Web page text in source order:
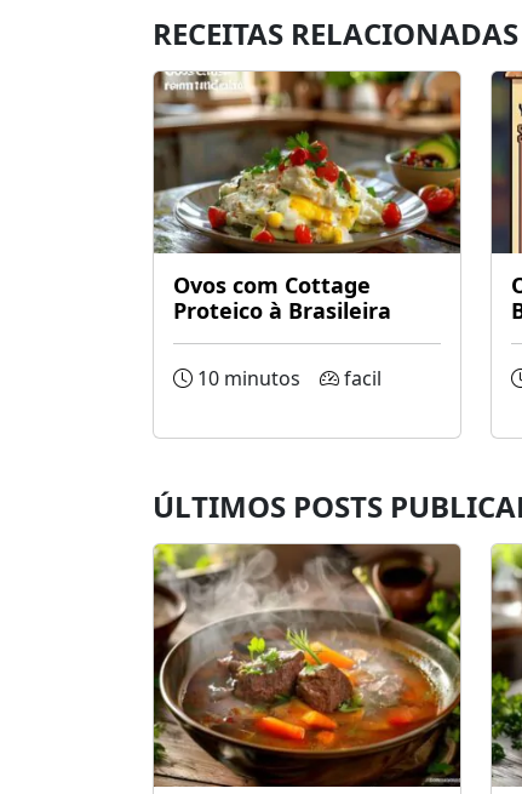
RECEITAS RELACIONADAS
Ovos com Cottage
Proteico à Brasileira
10 minutos facil
ÚLTIMOS POSTS